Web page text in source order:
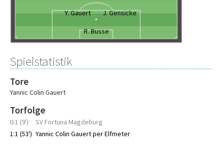
Y. Gauert
J. Gensicke
R. Busse
Spielstatistik
Tore
Yannic Colin Gauert
Torfolge
0:1 (9')
SV Fortuna Magdeburg
1:1 (53') Yannic Colin Gauert per Elfmeter